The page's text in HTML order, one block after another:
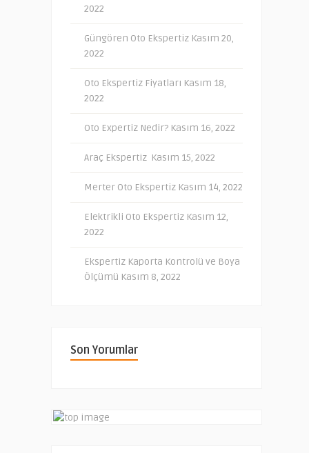
2022
Güngören Oto Ekspertiz Kasım 20,
2022
Oto Ekspertiz Fiyatları Kasım 18,
2022
Oto Expertiz Nedir? Kasım 16, 2022
Araç Ekspertiz Kasım 15, 2022
Merter Oto Ekspertiz Kasım 14, 2022
Elektrikli Oto Ekspertiz Kasım 12,
2022
Ekspertiz Kaporta Kontrolü ve Boya
Ölçümü Kasım 8, 2022
Son Yorumlar